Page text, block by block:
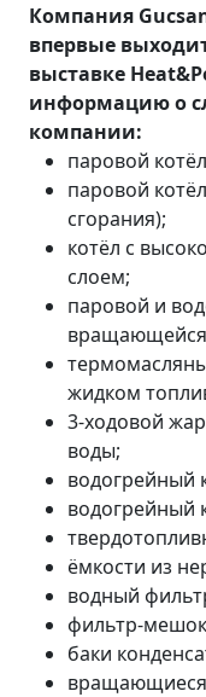
Компания
впервые
выставке
информацию о
компании:
паровой
паровой
сгорания);
котёл с
слоем;
паровой и
вращающейся
жидком
3-ходовой
воды;
водогрейный
водогрейный
ёмкости из
водный
фильтр-
баки